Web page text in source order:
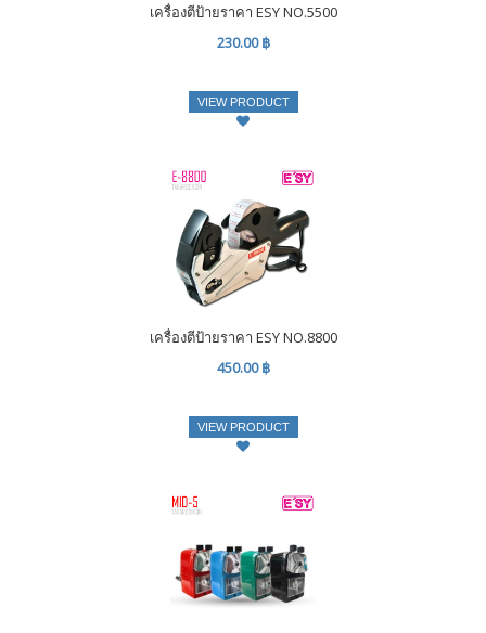
เครื่องตีป้ายราคา ESY NO.5500
230.00 ฿
VIEW PRODUCT
เครื่องตีป้ายราคา ESY NO.8800
450.00 ฿
VIEW PRODUCT